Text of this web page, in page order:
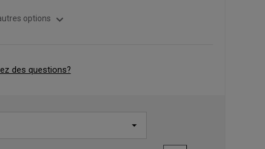
options expand_more
des questions?